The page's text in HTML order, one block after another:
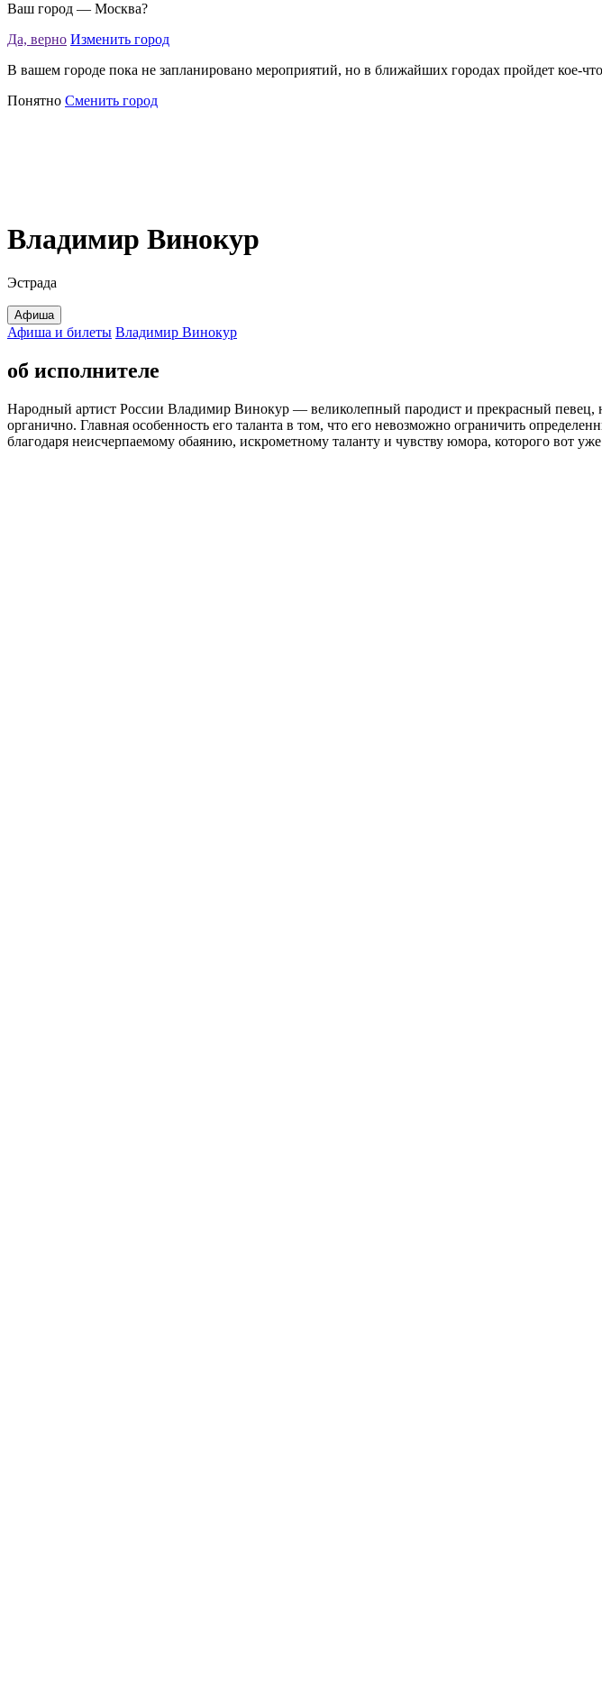
Ваш город — Москва?
Да, верно Изменить город
В вашем городе пока не запланировано мероприятий, но в ближайших городах пройдет кое-
Понятно Сменить город
Владимир Винокур
Эстрада
Афиша
Афиша и билеты Владимир Винокур
об исполнителе
Народный артист России Владимир Винокур — великолепный пародист и прекрасный
органично. Главная особенность его таланта в том, что его невозможно ограничить
благодаря неисчерпаемому обаянию, искрометному таланту и чувству юмора, которого вот